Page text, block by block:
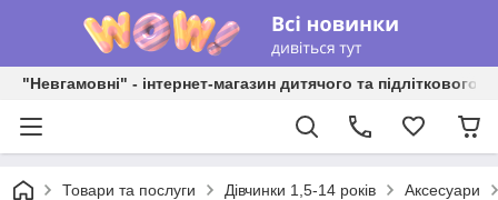
"Невгамовні" - інтернет-магазин дитячого та підліткового
Товари та послуги Дівчинки 1,5-14 років Аксесуари